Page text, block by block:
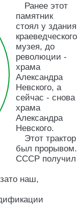
Ранее этот
памятник
стоял у здания
краеведческого
музея, до
революции -
храма
Александра
Невского, а
сейчас - снова
храма
Александра
Невского.
Этот трактор
был прорывом.
СССР получил
наш,